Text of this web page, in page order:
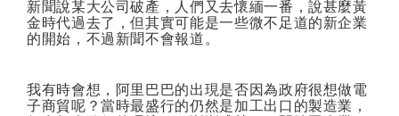
新聞說某大公司破產，人們又去懷緬一番，說甚麼黃
金時代過去了，但其實可能是一些微不足道的新企業
的開始，不過新聞不會報道。
我有時會想，阿里巴巴的出現是否因為政府很想做電
子商貿呢？當時最盛行的仍然是加工出口的製造業，